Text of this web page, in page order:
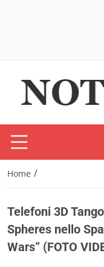
Home /
Telefoni 3D
Spheres nello
Wars” (FOTO